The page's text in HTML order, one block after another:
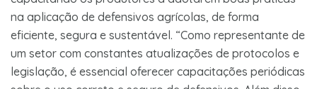
na aplicação de defensivos agrícolas, de forma
eficiente, segura e sustentável. “Como representante de
um setor com constantes atualizações de protocolos e
legislação, é essencial oferecer capacitações periódicas